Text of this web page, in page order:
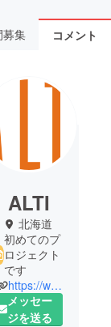
募集 コメント
ALTI
北海道
初めてのプ
ロジェクト
です
https://www.alti-inc.com/
メッセー
ジを送る